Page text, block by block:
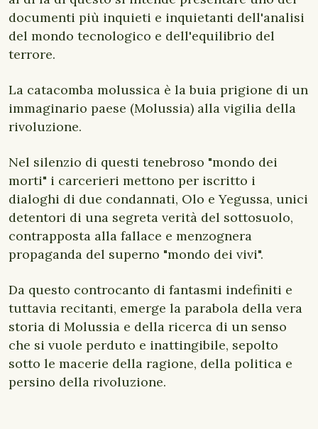
documenti più inquieti e inquietanti dell'analisi
del mondo tecnologico e dell'equilibrio del
terrore.
La catacomba molussica è la buia prigione di un
immaginario paese (Molussia) alla vigilia della
rivoluzione.
Nel silenzio di questi tenebroso "mondo dei
morti" i carcerieri mettono per iscritto i
dialoghi di due condannati, Olo e Yegussa, unici
detentori di una segreta verità del sottosuolo,
contrapposta alla fallace e menzognera
propaganda del superno "mondo dei vivi".
Da questo controcanto di fantasmi indefiniti e
tuttavia recitanti, emerge la parabola della vera
storia di Molussia e della ricerca di un senso
che si vuole perduto e inattingibile, sepolto
sotto le macerie della ragione, della politica e
persino della rivoluzione.